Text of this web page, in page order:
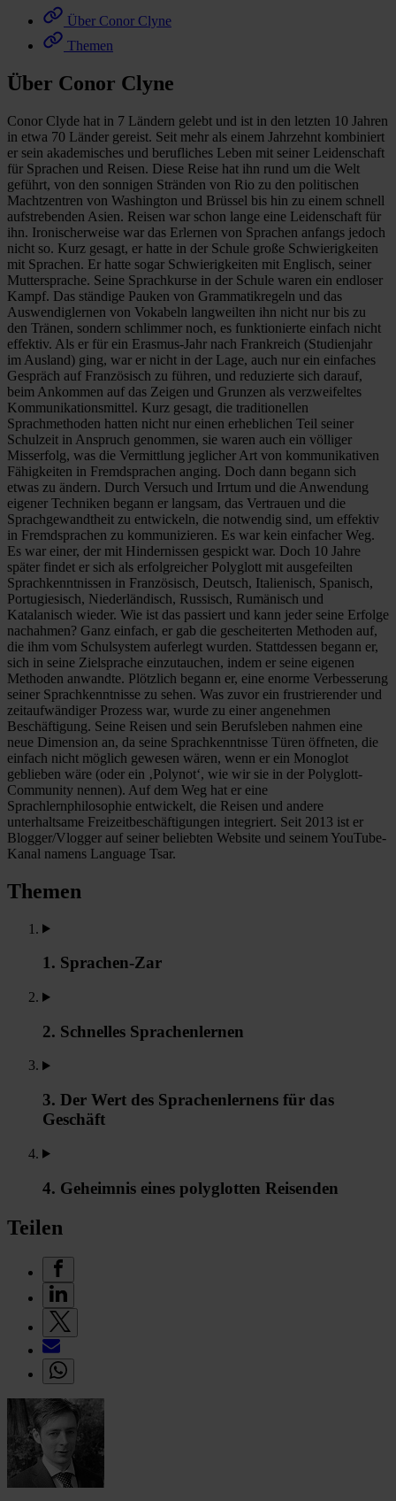
Über Conor Clyne
Themen
Über Conor Clyne
Conor Clyde hat in 7 Ländern gelebt und ist in den letzten 10 Jahren
in etwa 70 Länder gereist. Seit mehr als einem Jahrzehnt kombiniert
er sein akademisches und berufliches Leben mit seiner Leidenschaft
für Sprachen und Reisen. Diese Reise hat ihn rund um die Welt
geführt, von den sonnigen Stränden von Rio zu den politischen
Machtzentren von Washington und Brüssel bis hin zu einem schnell
aufstrebenden Asien. Reisen war schon lange eine Leidenschaft für
ihn. Ironischerweise war das Erlernen von Sprachen anfangs jedoch
nicht so. Kurz gesagt, er hatte in der Schule große Schwierigkeiten
mit Sprachen. Er hatte sogar Schwierigkeiten mit Englisch, seiner
Muttersprache. Seine Sprachkurse in der Schule waren ein endloser
Kampf. Das ständige Pauken von Grammatikregeln und das
Auswendiglernen von Vokabeln langweilten ihn nicht nur bis zu
den Tränen, sondern schlimmer noch, es funktionierte einfach nicht
effektiv. Als er für ein Erasmus-Jahr nach Frankreich (Studienjahr
im Ausland) ging, war er nicht in der Lage, auch nur ein einfaches
Gespräch auf Französisch zu führen, und reduzierte sich darauf,
beim Ankommen auf das Zeigen und Grunzen als verzweifeltes
Kommunikationsmittel. Kurz gesagt, die traditionellen
Sprachmethoden hatten nicht nur einen erheblichen Teil seiner
Schulzeit in Anspruch genommen, sie waren auch ein völliger
Misserfolg, was die Vermittlung jeglicher Art von kommunikativen
Fähigkeiten in Fremdsprachen anging. Doch dann begann sich
etwas zu ändern. Durch Versuch und Irrtum und die Anwendung
eigener Techniken begann er langsam, das Vertrauen und die
Sprachgewandtheit zu entwickeln, die notwendig sind, um effektiv
in Fremdsprachen zu kommunizieren. Es war kein einfacher Weg.
Es war einer, der mit Hindernissen gespickt war. Doch 10 Jahre
später findet er sich als erfolgreicher Polyglott mit ausgefeilten
Sprachkenntnissen in Französisch, Deutsch, Italienisch, Spanisch,
Portugiesisch, Niederländisch, Russisch, Rumänisch und
Katalanisch wieder. Wie ist das passiert und kann jeder seine Erfolge
nachahmen? Ganz einfach, er gab die gescheiterten Methoden auf,
die ihm vom Schulsystem auferlegt wurden. Stattdessen begann er,
sich in seine Zielsprache einzutauchen, indem er seine eigenen
Methoden anwandte. Plötzlich begann er, eine enorme Verbesserung
seiner Sprachkenntnisse zu sehen. Was zuvor ein frustrierender und
zeitaufwändiger Prozess war, wurde zu einer angenehmen
Beschäftigung. Seine Reisen und sein Berufsleben nahmen eine
neue Dimension an, da seine Sprachkenntnisse Türen öffneten, die
einfach nicht möglich gewesen wären, wenn er ein Monoglot
geblieben wäre (oder ein ‚Polynot‘, wie wir sie in der Polyglott-
Community nennen). Auf dem Weg hat er eine
Sprachlernphilosophie entwickelt, die Reisen und andere
unterhaltsame Freizeitbeschäftigungen integriert. Seit 2013 ist er
Blogger/Vlogger auf seiner beliebten Website und seinem YouTube-
Kanal namens Language Tsar.
Themen
1. Sprachen-Zar
2. Schnelles Sprachenlernen
3. Der Wert des Sprachenlernens für das
Geschäft
4. Geheimnis eines polyglotten Reisenden
Teilen